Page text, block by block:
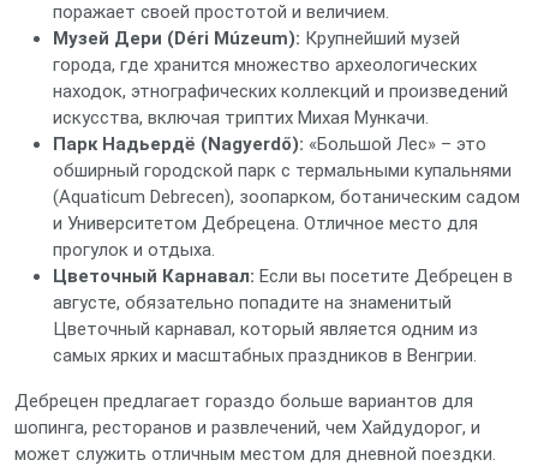
поражает своей простотой и величием.
Музей Дери (Déri Múzeum): Крупнейший музей
города, где хранится множество археологических
находок, этнографических коллекций и произведений
искусства, включая триптих Михая Мункачи.
Парк Надьердё (Nagyerdő): «Большой Лес» – это
обширный городской парк с термальными купальнями
(Aquaticum Debrecen), зоопарком, ботаническим садом
и Университетом Дебрецена. Отличное место для
прогулок и отдыха.
Цветочный Карнавал: Если вы посетите Дебрецен в
августе, обязательно попадите на знаменитый
Цветочный карнавал, который является одним из
самых ярких и масштабных праздников в Венгрии.
Дебрецен предлагает гораздо больше вариантов для
шопинга, ресторанов и развлечений, чем Хайдудорог, и
может служить отличным местом для дневной поездки.